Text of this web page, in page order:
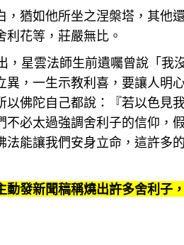
猶如他所坐之涅槃塔，其他
花等，莊嚴無比。
星雲法師生前遺囑曾說「我
，一生示教利喜，要讓人明
佛陀自己都說：『若以色見
必太過強調舍利子的信仰，
能讓我們安身立命，這許多
動發新聞稿稱燒出許多舍利子